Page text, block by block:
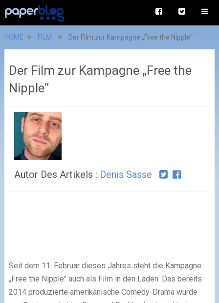
HOME FILM Der Film zur Kampagne „Free the Nipple“
Der Film zur Kampagne „Free the
Nipple“
Autor Des Artikels : Denis Sasse
Seit dem 11. Februar dieses Jahres steht die Kampagne
„Free the Nipple" auch als Film in den Läden. Das bereits
2014 produzierte amerikanische Comedy-Drama wurde